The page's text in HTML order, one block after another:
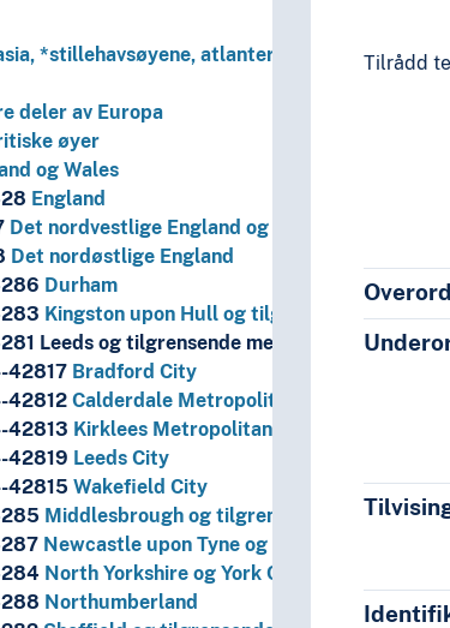
*stillehavsøyene, atlanterhavsøyene,
deler av Europa
øyer
og Wales
England
Det nordvestlige England og Man
Det nordøstlige England
Durham
Kingston upon Hull og tilgrensende unitary
Leeds og tilgrensende metropolitan
42817 Bradford City
42812 Calderdale Metropolitan Borough
42813 Kirklees Metropolitan Borough
42819 Leeds City
42815 Wakefield City
Middlesbrough og tilgrensende unitary
Newcastle upon Tyne og tilgrensende
North Yorkshire og York City
Northumberland
Tilrådd